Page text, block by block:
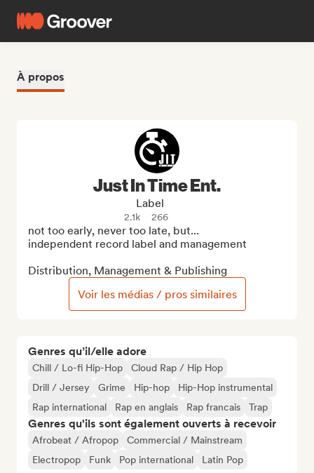
À propos
Genres qu’il/elle adore
Chill / Lo-fi Hip-Hop
Cloud Rap / Hip Hop
Drill / Jersey
Grime Hip-hop
Hip-Hop instrumental
Rap international
Rap en anglais Rap francais Trap
Genres qu'ils sont également ouverts à recevoir
Afrobeat / Afropop
Commercial / Mainstream
Electropop
Funk Pop international
Latin Pop
Just In Time Ent.
Label
2.1k 266
not too early, never too late, but...
independent record label and management
Distribution, Management & Publishing
Voir les médias / pros similaires